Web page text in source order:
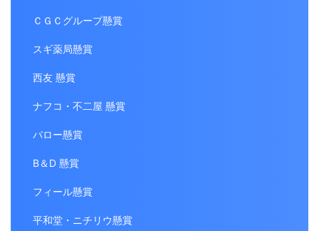
ＣＧＣグループ懸賞
スギ薬局懸賞
西友 懸賞
ナフコ・不二屋 懸賞
バロー懸賞
B＆D 懸賞
フィール懸賞
平和堂・ニチリウ懸賞